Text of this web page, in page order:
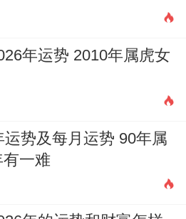
农历十月十七）
在这一
醮，开光、安香，出
工，祈福、进人口，纳
、栽种。当天的日干支
年运势 2010年属虎女
势及每月运势 90年属
有一难